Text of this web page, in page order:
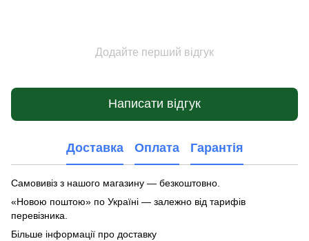
Додайте перший відгук
Написати відгук
Доставка Оплата Гарантія
Самовивіз з нашого магазину — безкоштовно.
«Новою поштою» по Україні — залежно від тарифів
перевізника.
Більше інформації про доставку